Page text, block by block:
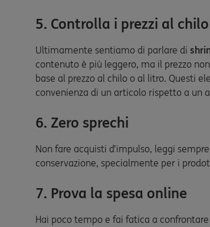
5. Controlla i prezzi al
Ultimamente sentiamo di parlare di
contenuto è più leggero, ma il prezzo
base al prezzo al chilo o al litro. Questi
convenienza di un articolo rispetto a un
6. Zero sprechi
Non fare acquisti d’impulso, leggi
conservazione, specialmente per i
7. Prova la spesa online
Hai poco tempo e fai fatica a